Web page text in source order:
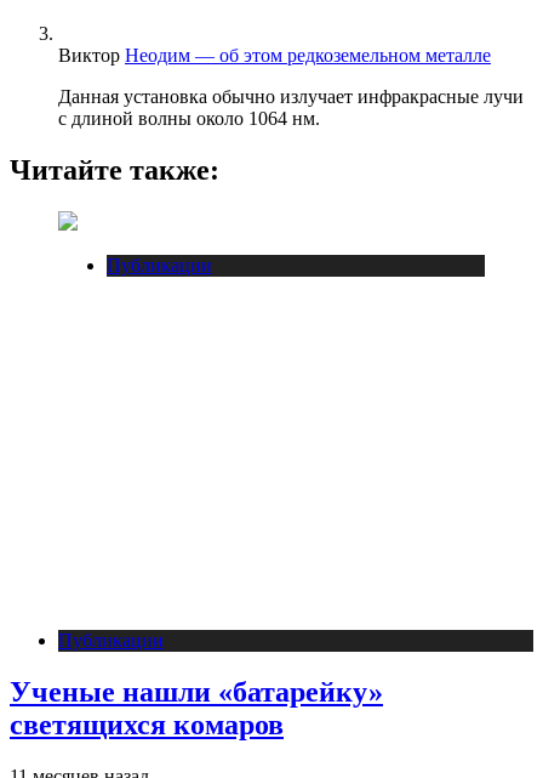
Виктор Неодим — об этом редкоземельном металле
Данная установка обычно излучает инфракрасные лучи
с длиной волны около 1064 нм.
Читайте также:
Публикации
Публикации
Ученые нашли «батарейку»
светящихся комаров